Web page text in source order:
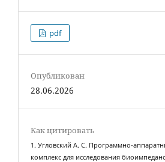
pdf
Опубликован
28.06.2026
Как цитировать
1. Угловский А. С. Программно-
комплекс для исследования